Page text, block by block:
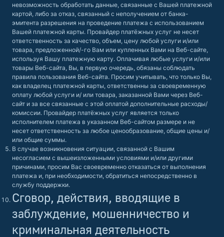
невозможность обработать данные, связанные с Вашей платежной
картой, либо за отказ, связанный с неполучением от банка-
эмитента разрешения на проведение платежа с использованием
Вашей платежной карты. Провайдер платёжных услуг не несет
ответственность за качество, объем, цену любой услуги и/или
товара, предложенной/-го Вам или купленных Вами на Веб-сайте,
используя Вашу платежную карту. Оплачивая любые услуги и/или
товары Веб-сайта, Вы, в первую очередь, обязаны соблюдать
правила пользования Веб-сайта. Просим учитывать, что только Вы,
как владелец платежной карты, ответственны за своевременную
оплату любой услуги и/ или товара, заказанной Вами через Веб-
сайт и за все связанные с этой оплатой дополнительные расходы/
комиссии. Провайдер платёжных услуг является только
исполнителем платежа в указанном Веб-сайтом размере и не
несет ответственность за любое ценообразование, общие цены и/
или общие суммы.
В случае возникновения ситуации, связанной с Вашим
несогласием с вышеизложенными условиями и/или другими
причинами, просим Вас своевременно отказаться от выполнения
платежа и, при необходимости, обратиться непосредственно в
службу поддержки.
Сговор, действия, вводящие в
заблуждение, мошенничество и
криминальная деятельность